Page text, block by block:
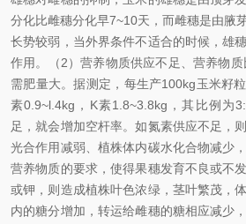
分化比雌穗分化早7~10天，而雌穗是由腋
长势较弱，当外界条件不适合的时候，雄
作用。（2）营养物质供应不足、营养物质
需肥量大。据测定，每生产100kg玉米籽
素0.9~l.4kg，K素1.8~3.8kg，其比例为
足，就会增加空杆率。如氮素供应不足，
光合作用减弱、植株体内碳水化合物减少
营养物质的要求，使得果穗发育不良或不
或钾，则造成植株叶色浓绿，茎叶繁茂，
内的糖分增加，转运给雌穗的糖相应减少